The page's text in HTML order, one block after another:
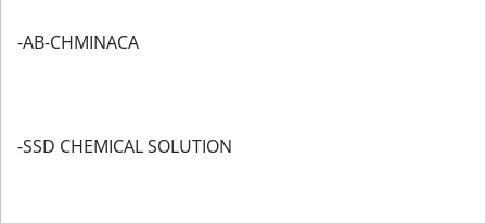
-AB-CHMINACA
-SSD CHEMICAL SOLUTION